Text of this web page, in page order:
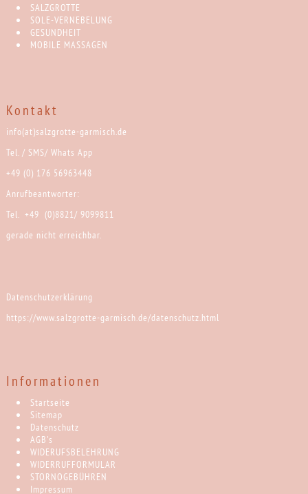
SALZGROTTE
SOLE-VERNEBELUNG
GESUNDHEIT
MOBILE MASSAGEN
Kontakt
info(at)salzgrotte-garmisch.de
Tel. / SMS/ Whats App
+49 (0) 176 56963448
Anrufbeantworter:
Tel. +49 (0)8821/ 9099811
gerade nicht erreichbar.
Datenschutzerklärung
https://www.salzgrotte-garmisch.de/datenschutz.html
Informationen
Startseite
Sitemap
Datenschutz
AGB's
WIDERUFSBELEHRUNG
WIDERRUFFORMULAR
STORNOGEBÜHREN
Impressum